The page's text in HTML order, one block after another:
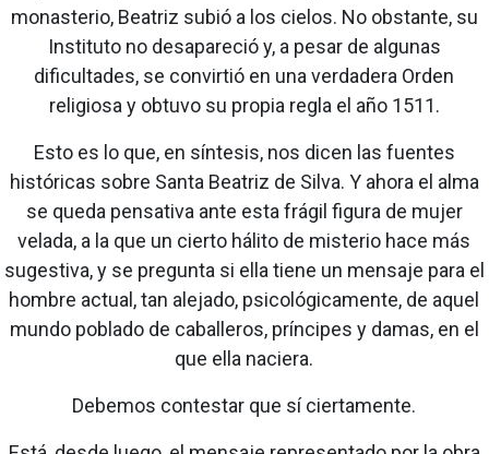
monasterio, Beatriz subió a los cielos. No obstante, su
Instituto no desapareció y, a pesar de algunas
dificultades, se convirtió en una verdadera Orden
religiosa y obtuvo su propia regla el año 1511.
Esto es lo que, en síntesis, nos dicen las fuentes
históricas sobre Santa Beatriz de Silva. Y ahora el alma
se queda pensativa ante esta frágil figura de mujer
velada, a la que un cierto hálito de misterio hace más
sugestiva, y se pregunta si ella tiene un mensaje para el
hombre actual, tan alejado, psicológicamente, de aquel
mundo poblado de caballeros, príncipes y damas, en el
que ella naciera.
Debemos contestar que sí ciertamente.